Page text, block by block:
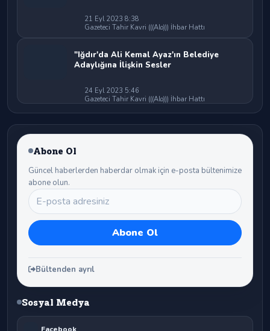
21 Eyl 2023 8:38
Gazeteci Tahir Kavri (((Alo))) İhbar Hattı
"Iğdır'da Ali Kemal Ayaz'ın Belediye
Adaylığına İlişkin Sesler
24 Eyl 2023 5:46
Gazeteci Tahir Kavri (((Alo))) İhbar Hattı
Abone Ol
Güncel haberlerden haberdar olmak için e-posta bültenimize
abone olun.
Bültenden ayrıl
Sosyal Medya